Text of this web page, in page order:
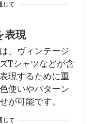
じて
表現
、ヴィンテージ
Tシャツなどが含
現するために重
使いやパターン
が可能です。
じて